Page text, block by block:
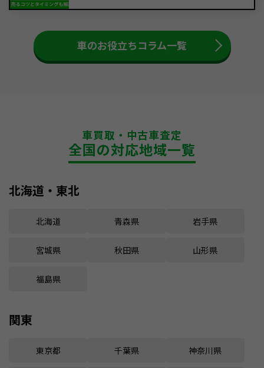
車のお役立ちコラム一覧
車買取・中古車査定
全国の対応地域一覧
北海道・東北
北海道 青森県 岩手県
宮城県 秋田県 山形県
福島県
関東
東京都 千葉県 神奈川県